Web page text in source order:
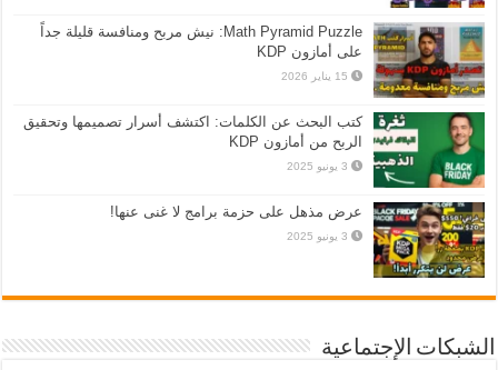
Math Pyramid Puzzle: نيش مربح ومنافسة قليلة جداً
على أمازون KDP
15 يناير 2026
كتب البحث عن الكلمات: اكتشف أسرار تصميمها وتحقيق
الربح من أمازون KDP
3 يونيو 2025
عرض مذهل على حزمة برامج لا غنى عنها!
3 يونيو 2025
الشبكات الإجتماعية